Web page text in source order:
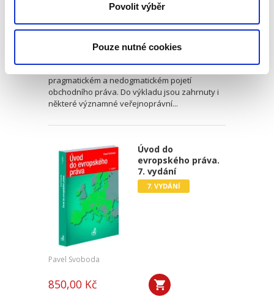
Povolit výběr
Pouze nutné cookies
Josef Kotásek ,Dana Ondrejová
990,00 Kč
Obecná část. Soutěžní právo“ pokračuje v
pragmatickém a nedogmatickém pojetí
obchodního práva. Do výkladu jsou zahrnuty i
některé významné veřejnoprávní...
Úvod do
evropského práva.
7. vydání
7. VYDÁNÍ
Pavel Svoboda
850,00 Kč